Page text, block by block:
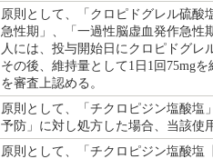
原則として、「クロピドグレル硫酸
急性期」、「一過性脳虚血発作急性
人には、投与開始日にクロピドグレ
その後、維持量として1日1回75mg
を審査上認める。
原則として、「チクロピジン塩酸塩
予防」に対し処方した場合、当該使
原則として、「チクロピジン塩酸塩